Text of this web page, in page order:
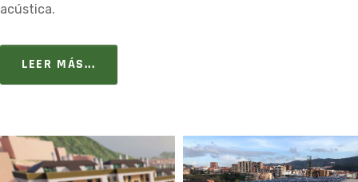
acústica.
LEER MÁS...